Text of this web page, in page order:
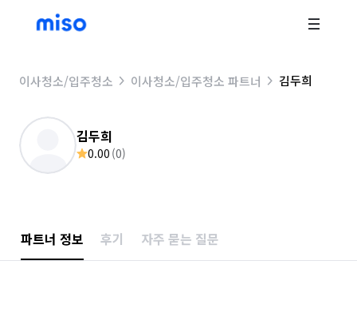
이사청소/입주청소 이사청소/입주청소 파트너 김두희
김두희
0.00 (0)
파트너 정보 후기 자주 묻는 질문